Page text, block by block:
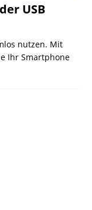
USB
nutzen. Mit
Ihr Smartphone